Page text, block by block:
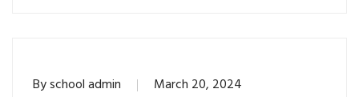
Byschool admin March 20, 2024